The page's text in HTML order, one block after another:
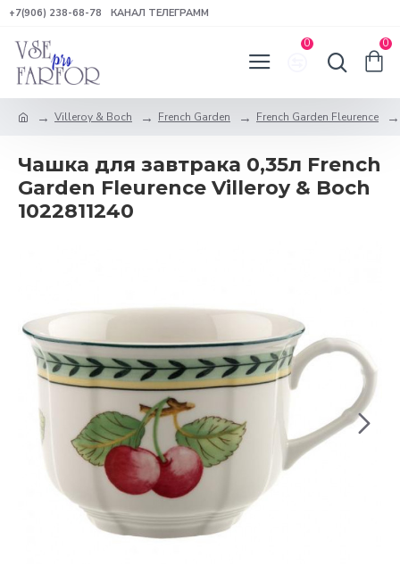
+7(906) 238-68-78 КАНАЛ ТЕЛЕГРАММ
0 0
Villeroy & Boch French Garden French Garden Fleurence
Чашка для завтрака 0,35л French
Garden Fleurence Villeroy & Boch
1022811240